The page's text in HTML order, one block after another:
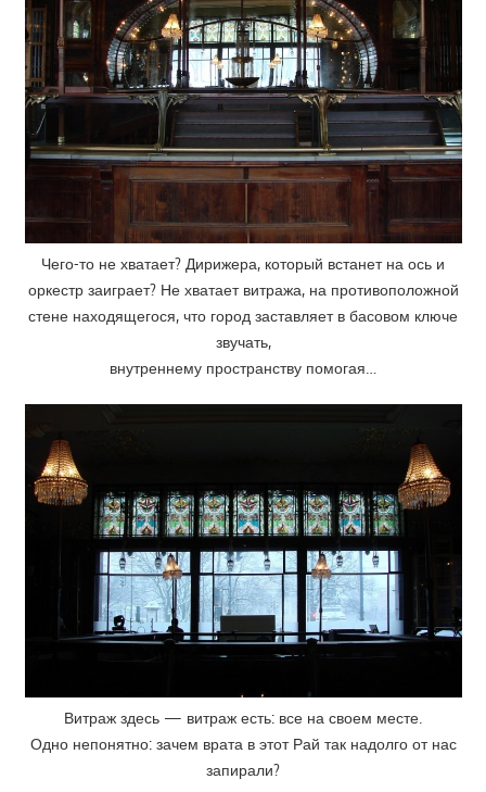
Чего-то не хватает? Дирижера, который встанет на ось и
оркестр заиграет? Не хватает витража, на противоположной
стене находящегося, что город заставляет в басовом ключе
звучать,
внутреннему пространству помогая…
Витраж здесь — витраж есть: все на своем месте.
Одно непонятно: зачем врата в этот Рай так надолго от нас
запирали?